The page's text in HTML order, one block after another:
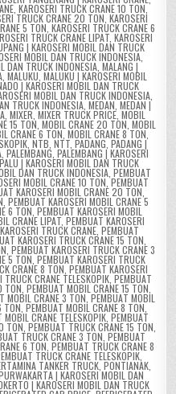
KAROSERI TRUCK CRANE 10 TON
TRUCK CRANE 20 TON KAROSERI
5 TON KAROSERI TRUCK CRANE 6
TRUCK CRANE LIPAT, KAROSERI
| KAROSERI MOBIL DAN TRUCK
MOBIL DAN TRUCK INDONESIA
DAN TRUCK INDONESIA MALANG |
MALUKU MALUKU | KAROSERI MOBIL
| KAROSERI MOBIL DAN TRUCK
MOBIL DAN TRUCK INDONESIA
TRUCK INDONESIA, MEDAN MEDAN |
, MIXER MIXER TRUCK PRICE, MOBIL
15 TON MOBIL CRANE 20 TON MOBIL
CRANE 6 TON MOBIL CRANE 8 TON
, NTB NTT, PADANG PADANG |
, PALEMBANG PALEMBANG | KAROSERI
PALU | KAROSERI MOBIL DAN TRUCK
DAN TRUCK INDONESIA PEMBUAT
MOBIL CRANE 10 TON ,PEMBUAT
KAROSERI MOBIL CRANE 20 TON
PEMBUAT KAROSERI MOBIL CRANE 5
6 TON PEMBUAT KAROSERI MOBIL
CRANE LIPAT PEMBUAT KAROSERI
TRUCK CRANE, PEMBUAT
KAROSERI TRUCK CRANE 15 TON
PEMBUAT KAROSERI TRUCK CRANE 3
5 TON PEMBUAT KAROSERI TRUCK
CRANE 8 TON PEMBUAT KAROSERI
TRUCK CRANE TELESKOPIK PEMBUAT
TON PEMBUAT MOBIL CRANE 15 TON
MOBIL CRANE 3 TON PEMBUAT MOBIL
TON PEMBUAT MOBIL CRANE 8 TON
MOBIL CRANE TELESKOPIK, PEMBUAT
TON PEMBUAT TRUCK CRANE 15 TON
TRUCK CRANE 3 TON PEMBUAT
6 TON PEMBUAT TRUCK CRANE 8
TRUCK CRANE TELESKOPIK
TANKER TRUCK, PONTIANAK,
| KAROSERI MOBIL DAN
| KAROSERI MOBIL DAN TRUCK